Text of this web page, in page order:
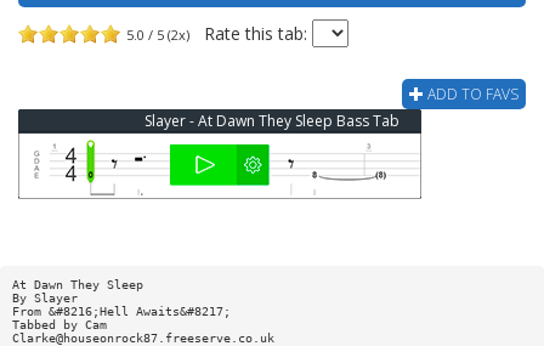
5.0 / 5 (2x) Rate this tab:
ADD TO FAVS
Slayer - At Dawn They Sleep Bass Tab
At Dawn They Sleep
By Slayer
From &#8216;Hell Awaits&#8217;
Tabbed by Cam
Clarke@houseonrock87.freeserve.co.uk